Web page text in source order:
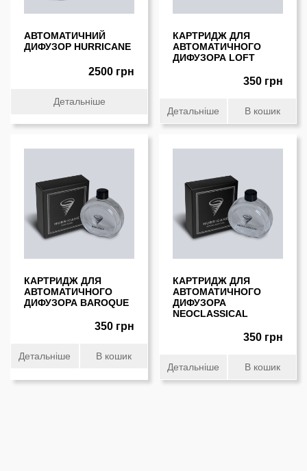
АВТОМАТИЧНИЙ
ДИФУЗОР HURRICANE
2500 грн
Детальніше
КАРТРИДЖ ДЛЯ
АВТОМАТИЧНОГО
ДИФУЗОРА LOFT
350 грн
Детальніше В кошик
КАРТРИДЖ ДЛЯ
АВТОМАТИЧНОГО
ДИФУЗОРА BAROQUE
350 грн
Детальніше В кошик
КАРТРИДЖ ДЛЯ
АВТОМАТИЧНОГО
ДИФУЗОРА
NEOCLASSICAL
350 грн
Детальніше В кошик